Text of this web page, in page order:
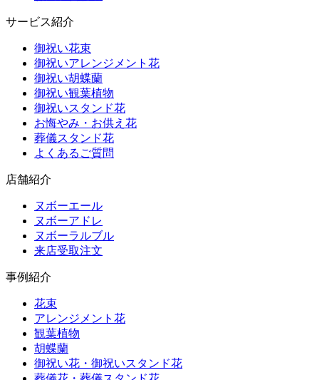
サービス紹介
御祝い花束
御祝いアレンジメント花
御祝い胡蝶蘭
御祝い観葉植物
御祝いスタンド花
お悔やみ・お供え花
葬儀スタンド花
よくあるご質問
店舗紹介
ヌボーエール
ヌボーアドレ
ヌボーラルブル
来店受取注文
事例紹介
花束
アレンジメント花
観葉植物
胡蝶蘭
御祝い花・御祝いスタンド花